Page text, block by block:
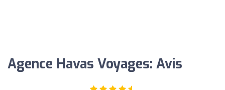
Agence Havas Voyages: Avis